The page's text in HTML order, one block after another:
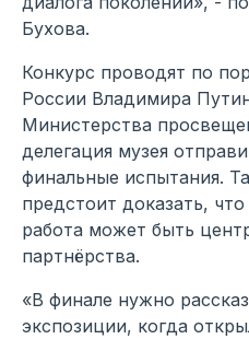
Бухова.
Конкурс проводят по
России Владимира
Министерства
делегация музея
финальные испытания.
предстоит доказать,
работа может быть
партнёрства.
«В финале нужно
экспозиции, когда